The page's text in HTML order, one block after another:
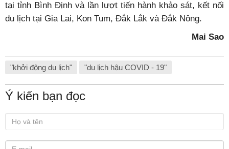
tại tỉnh Bình Định và lần lượt tiến hành khảo sát, kết nối
du lịch tại Gia Lai, Kon Tum, Đắk Lắk và Đắk Nông.
Mai Sao
"khởi động du lịch" "du lịch hậu COVID - 19"
Ý kiến bạn đọc